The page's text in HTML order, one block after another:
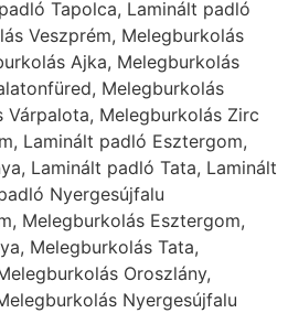
Tapolca, Laminált padló
Veszprém, Melegburkolás
Ajka, Melegburkolás
Melegburkolás
Várpalota, Melegburkolás Zirc
Laminált padló Esztergom,
Laminált padló Tata, Laminált
Nyergesújfalu
Melegburkolás Esztergom,
Melegburkolás Tata,
Oroszlány,
Nyergesújfalu